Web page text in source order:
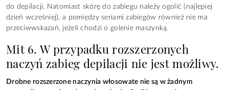
do depilacji. Natomiast skórę do zabiegu należy ogolić (najlepiej
dzień wcześniej), a pomiędzy seriami zabiegów również nie ma
przeciwwskazań, jeżeli chodzi o golenie maszynką.
Mit 6. W przypadku rozszerzonych
naczyń zabieg depilacji nie jest możliwy.
Drobne rozszerzone naczynia włosowate nie są w żadnym